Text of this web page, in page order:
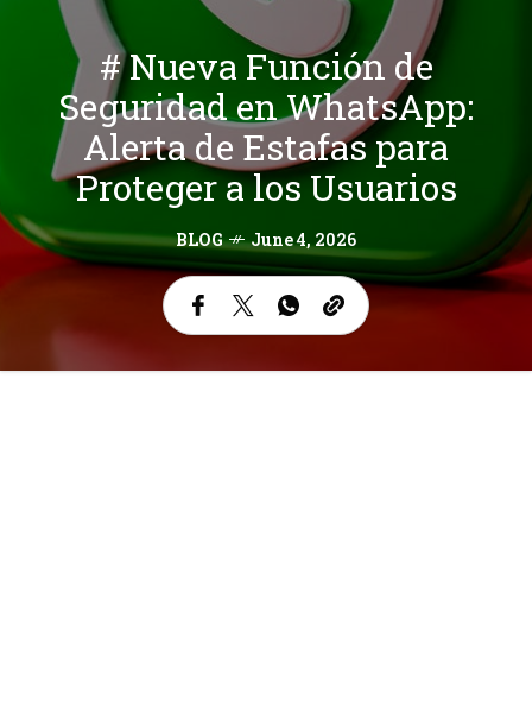
# Nueva Función de
Seguridad en WhatsApp:
Alerta de Estafas para
Proteger a los Usuarios
BLOG June 4, 2026